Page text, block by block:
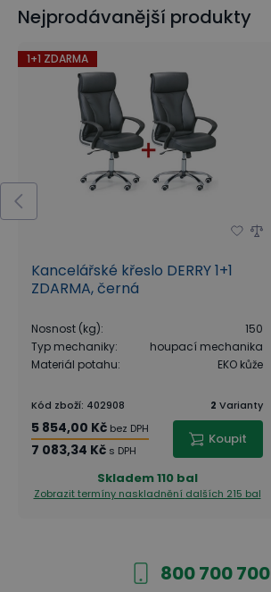
Nejprodávanější produkty
1+1 ZDARMA
Kancelářské křeslo DERRY 1+1
ZDARMA, černá
Nosnost (kg):
150
Typ mechaniky:
houpací mechanika
Materiál potahu: EKO kůže
Kód zboží: 402908 2 Varianty
5 854,00 Kč bez DPH
7 083,34 Kč s DPH
Koupit
Skladem110 bal
Zobrazit termíny naskladnění dalších 215 bal
800 700 700